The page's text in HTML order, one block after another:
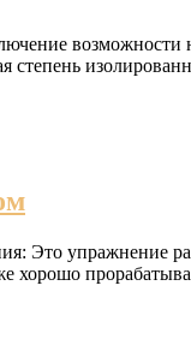
степень
Это упражнение